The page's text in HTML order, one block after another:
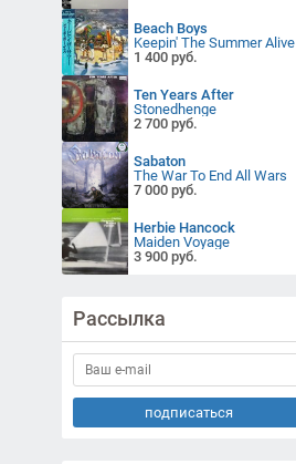
Beach Boys
Keepin' The Summer Alive
1 400 руб.
Ten Years After
Stonedhenge
2 700 руб.
Sabaton
The War To End All Wars
7 000 руб.
Herbie Hancock
Maiden Voyage
3 900 руб.
Рассылка
подписаться